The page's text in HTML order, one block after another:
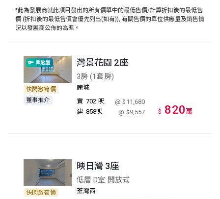
*此為發展商就此項目發出的所有價單中的最低售價/計算折扣後的最低售
價 (折扣後的最低售價會優先列出(如有)), 有關售價的單位供應量及銷售情
況以發展商公佈的為準。
鎖匙盤
快閃激筍價
董事推介
灣景花園 2座
3房 (1套房)
麗城
實 702 呎
@ $11,680
建 858呎 @ $9,557 $ 820萬
快閃激筍價
映日灣 3座
低層 D室 開放式
荃灣西